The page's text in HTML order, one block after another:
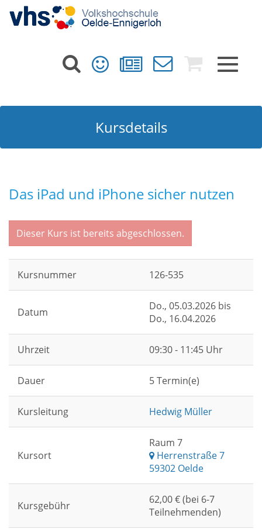
Toggle
Kursdetails
Das iPad und iPhone sicher nutzen
Dieser Kurs ist bereits abgeschlossen.
Kursnummer 126-535
Datum Do., 05.03.2026 bis
Do., 16.04.2026
Uhrzeit 09:30 - 11:45 Uhr
Dauer 5 Termin(e)
Kursleitung Hedwig Müller
Kursort
Raum 7
Herrenstraße 7
59302 Oelde
Kursgebühr
62,00 € (bei 6-7
Teilnehmenden)